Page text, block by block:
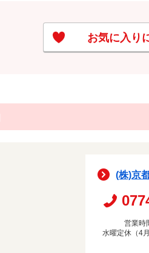
お気に入り
(株)京
営業時
水曜定休（4